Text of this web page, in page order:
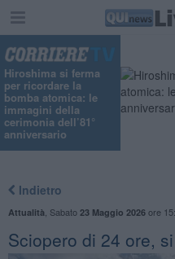
Hiroshima si ferma
per ricordare la
bomba atomica: le
immagini della
cerimonia dell’81°
anniversario
Indietro
Attualità Sabato 23 Maggio 2026ore
Sciopero di 24 ore,